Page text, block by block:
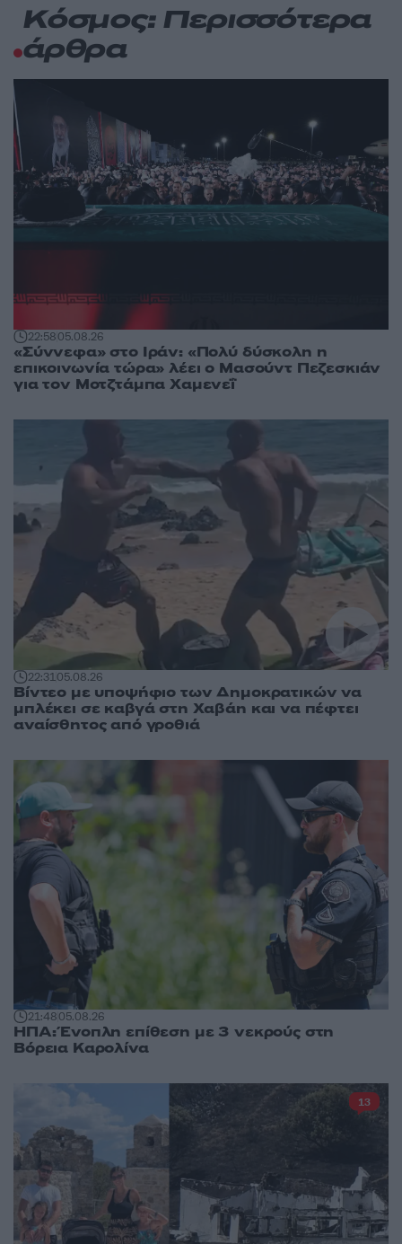
Κόσμος: Περισσότερα
άρθρα
22:5805.08.26
«Σύννεφα» στο Ιράν: «Πολύ δύσκολη η
επικοινωνία τώρα» λέει ο Μασούντ Πεζεσκιάν
για τον Μοτζτάμπα Χαμενεΐ
22:3105.08.26
Βίντεο με υποψήφιο των Δημοκρατικών να
μπλέκει σε καβγά στη Χαβάη και να πέφτει
αναίσθητος από γροθιά
21:4805.08.26
ΗΠΑ: Ένοπλη επίθεση με 3 νεκρούς στη
Βόρεια Καρολίνα
13